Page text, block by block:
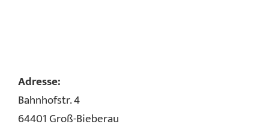
Adresse:
Bahnhofstr. 4
64401 Groß-Bieberau